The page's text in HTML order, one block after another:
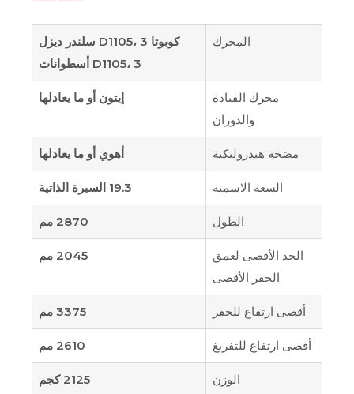
المحرك
كوبوتا D1105، 3 سلندر ديزل
D1105، 3 أسطوانات
محرك القيادة
والدوران
إيتون أو ما يعادلها
مضخة هيدروليكية أهوي أو ما يعادلها
السعة الاسمية 19.3 السيرة الذاتية
الطول 2870 مم
الحد الأقصى لعمق
الحفر الأقصى
2045 مم
أقصى ارتفاع للحفر 3375 مم
أقصى ارتفاع للتفريغ 2610 مم
الوزن 2125 كجم